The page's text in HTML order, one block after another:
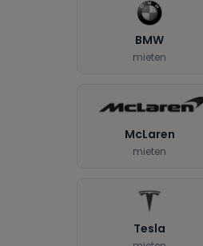
BMW
mieten
McLaren
mieten
Tesla